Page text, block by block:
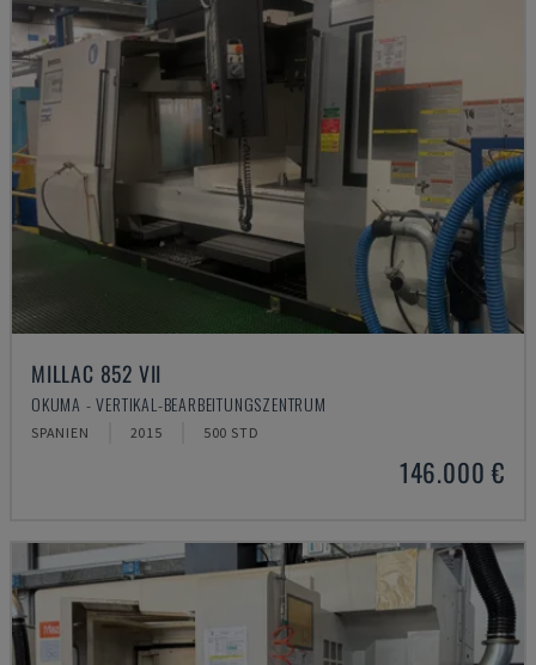
MILLAC 852 VII
OKUMA - VERTIKAL-BEARBEITUNGSZENTRUM
SPANIEN 2015 500 STD
146.000 €